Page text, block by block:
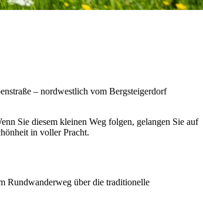
– nordwestlich vom Bergsteigerdorf
Sie diesem kleinen Weg folgen, gelangen Sie auf
in voller Pracht.
Rundwanderweg über die traditionelle